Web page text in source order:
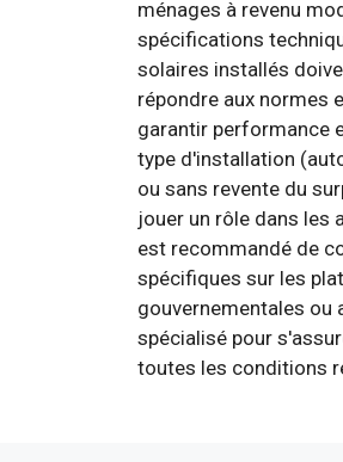
ménages à revenu
spécifications
solaires installés
répondre aux normes
garantir performance
type d'installation
ou sans revente du
jouer un rôle dans les
est recommandé de
spécifiques sur les
gouvernementales ou
spécialisé pour
toutes les conditions